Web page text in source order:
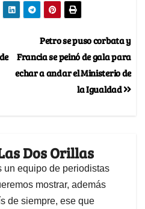
Petro se puso corbata y
Francia se peinó de gala para
echar a andar el Ministerio de
la Igualdad
Dos Orillas
un equipo de periodistas
mostrar, además
de siempre, ese que